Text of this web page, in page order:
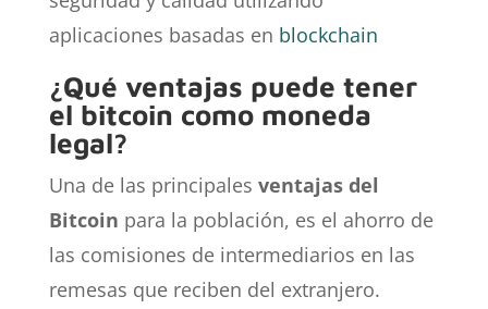
aplicaciones basadas en blockchain
¿Qué ventajas puede tener
el bitcoin como moneda
legal?
Una de las principales ventajas del
Bitcoin para la población, es el ahorro de
las comisiones de intermediarios en las
remesas que reciben del extranjero.